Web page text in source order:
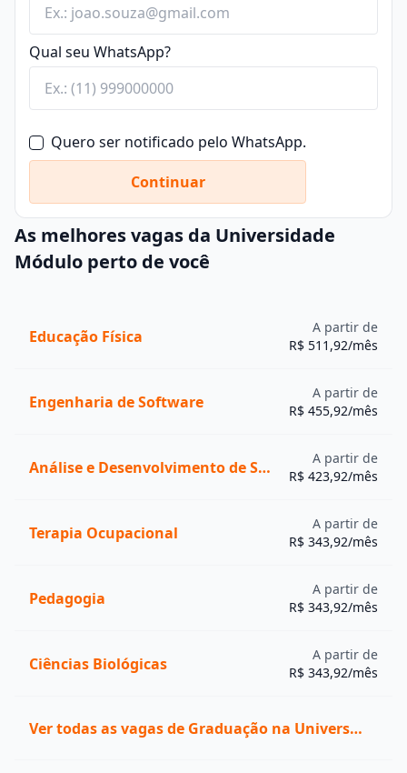
Qual seu WhatsApp?
Quero ser notificado pelo WhatsApp.
Continuar
As melhores vagas da Universidade
Módulo perto de você
Educação Física
A partir de
R$ 511,92/mês
Engenharia de Software
A partir de
R$ 455,92/mês
Análise e Desenvolvimento de Sistemas
A partir de
R$ 423,92/mês
Terapia Ocupacional
A partir de
R$ 343,92/mês
Pedagogia
A partir de
R$ 343,92/mês
Ciências Biológicas
A partir de
R$ 343,92/mês
Ver todas as vagas de Graduação na Universidade Módulo